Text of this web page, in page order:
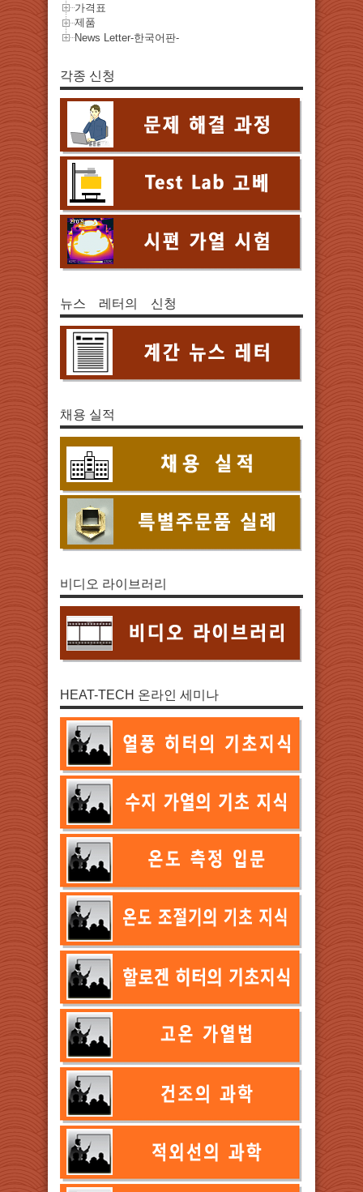
가격표
제품
News Letter-한국어판-
각종 신청
뉴스 레터의 신청
채용 실적
비디오 라이브러리
HEAT-TECH 온라인 세미나